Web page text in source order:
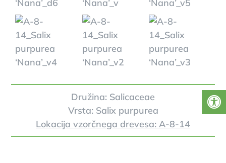
Družina: Salicaceae
Vrsta: Salix purpurea
Lokacija vzorčnega drevesa: A-8-14